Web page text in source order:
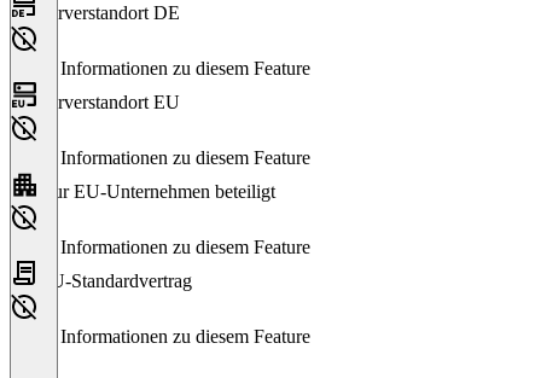
Serverstandort DE
Keine Informationen zu diesem Feature
Serverstandort EU
Keine Informationen zu diesem Feature
Nur EU-Unternehmen beteiligt
Keine Informationen zu diesem Feature
EU-Standardvertrag
Keine Informationen zu diesem Feature